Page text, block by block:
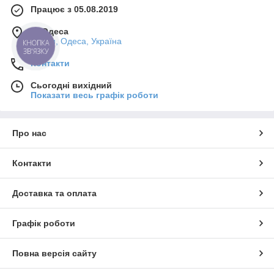
Працює з 05.08.2019
м. Одеса
7-й км, Одеса, Україна
Контакти
Сьогодні вихідний
Показати весь графік роботи
Про нас
Контакти
Доставка та оплата
Графік роботи
Повна версія сайту
КНОПКА
ЗВ'ЯЗКУ